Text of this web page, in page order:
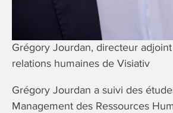
Grégory Jourdan, directeur
relations humaines de Visiativ
Grégory Jourdan a suivi des
Management des Ressources